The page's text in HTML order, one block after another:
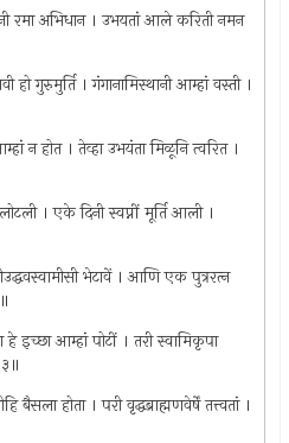
रमा अभिधान । उभयतां आले करिती नमन
गुरुमुर्ति । गंगानामिस्थानी आम्हां वस्ती ।
न होत । तेव्हा उभयंता मिळूनि त्वरित ।
। एके दिनी स्वप्नीं मूर्ति आली ।
भेटावें । आणि एक पुत्ररत्‍न
हे इच्छा आम्हां पोटीं । तरी स्वामिकृपा
बैसला होता । परी वृद्धब्राह्मणवेर्षें तत्त्वतां ।